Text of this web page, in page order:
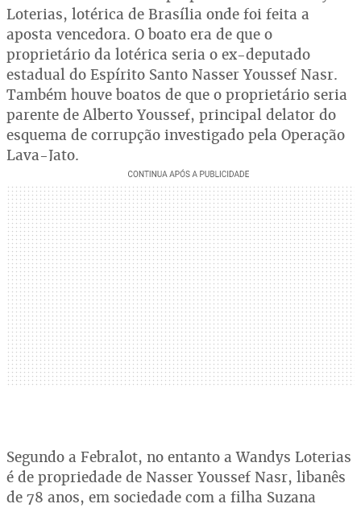
Loterias, lotérica de Brasília onde foi feita a
aposta vencedora. O boato era de que o
proprietário da lotérica seria o ex-deputado
estadual do Espírito Santo Nasser Youssef Nasr.
Também houve boatos de que o proprietário seria
parente de Alberto Youssef, principal delator do
esquema de corrupção investigado pela Operação
Lava-Jato.
Segundo a Febralot, no entanto a Wandys Loterias
é de propriedade de Nasser Youssef Nasr, libanês
de 78 anos, em sociedade com a filha Suzana